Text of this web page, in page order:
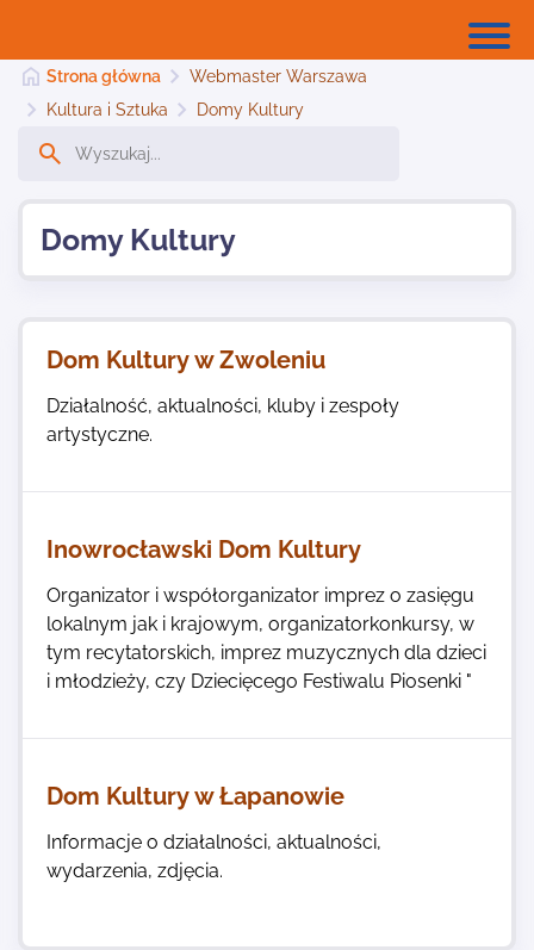
Dodaj stronę
Najnowsze
Kontakt
Strona główna
Webmaster Warszawa
Kultura i Sztuka
Domy Kultury
Domy Kultury
Dom Kultury w Zwoleniu
Działalność, aktualności, kluby i zespoły
artystyczne.
Inowrocławski Dom Kultury
Organizator i współorganizator imprez o zasięgu
lokalnym jak i krajowym, organizatorkonkursy, w
tym recytatorskich, imprez muzycznych dla dzieci
i młodzieży, czy Dziecięcego Festiwalu Piosenki "
Dom Kultury w Łapanowie
Informacje o działalności, aktualności,
wydarzenia, zdjęcia.